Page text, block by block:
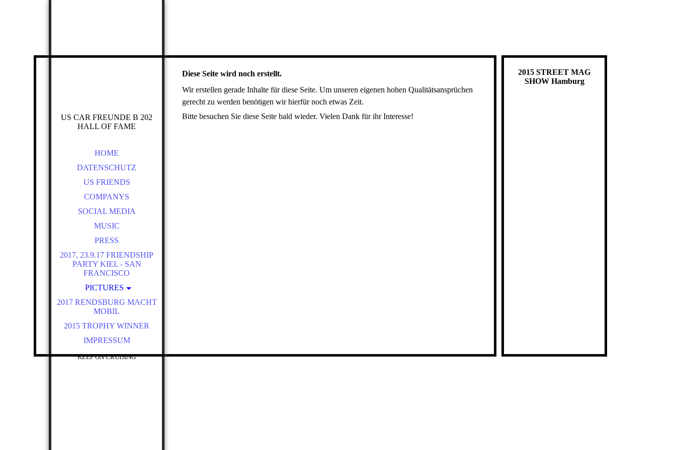
US CAR FREUNDE B 202
HALL OF FAME
HOME
DATENSCHUTZ
US FRIENDS
COMPANYS
SOCIAL MEDIA
MUSIC
PRESS
2017, 23.9.17 FRIENDSHIP
PARTY KIEL - SAN
FRANCISCO
PICTURES
2016 BÜSUM
2016 STREET MAG
HAMBURG
2016 STADE
2016 UETERSEN WINGS &
2017 RENDSBURG MACHT
MOBIL
2015 TROPHY WINNER
IMPRESSUM
KEEP ON CRUISING
Diese Seite wird noch erstellt.
Wir erstellen gerade Inhalte für diese Seite. Um unseren eigenen hohen Qualitätsansprüchen
gerecht zu werden benötigen wir hierfür noch etwas Zeit.
Bitte besuchen Sie diese Seite bald wieder. Vielen Dank für ihr Interesse!
2015 STREET MAG
SHOW Hamburg